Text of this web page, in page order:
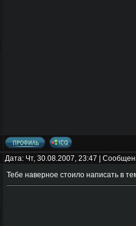
Дата: Чт, 30.08.2007, 23:47 |
Тебе наверное стоило написать